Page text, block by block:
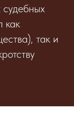
как
так и